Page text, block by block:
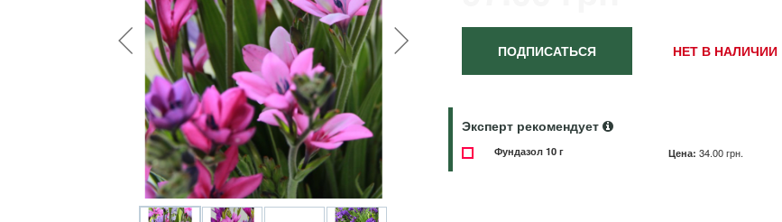
Удобрения
Для комнатных растений
Для ландшафтного дизайна
Для полива
Инструменты и инвентарь
Виноделие
Пчеловодство
Садовые фигуры
Мицелий грибов
ПОДПИСАТЬСЯ НЕТ В НАЛИЧИИ
Эксперт рекомендует
Фундазол 10 г Цена: 34.00 грн.